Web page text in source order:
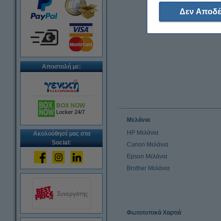
Αποστολή με:
BOX NOW
Locker 24/7
Ακολούθησέ μας στα
Social:
Μελάνια
HP Μελάνια
Canon Μελάνια
Epson Μελάνια
Brother Μελάνια
Φωτοτυπικά Χαρτιά
Δεν